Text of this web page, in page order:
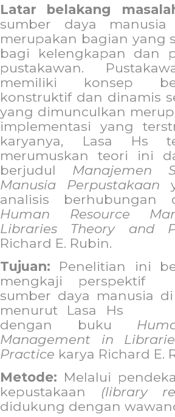
Latar belakang
sumber daya manusia
merupakan bagian yang
bagi kelengkapan dan
pustakawan.
memiliki konsep
konstruktif dan dinamis
yang dimunculkan
implementasi yang
karyanya, Lasa Hs
merumuskan teori ini
berjudul Manajemen
Manusia Perpustakaan
analisis berhubungan
Human Resource
Libraries Theory and
Richard E. Rubin.
Tujuan: Penelitian ini
mengkaji perspektif
sumber daya manusia
menurut Lasa Hs
dengan buku
Management in
Practice karya Richard E.
Metode: Melalui
kepustakaan (library
didukung dengan